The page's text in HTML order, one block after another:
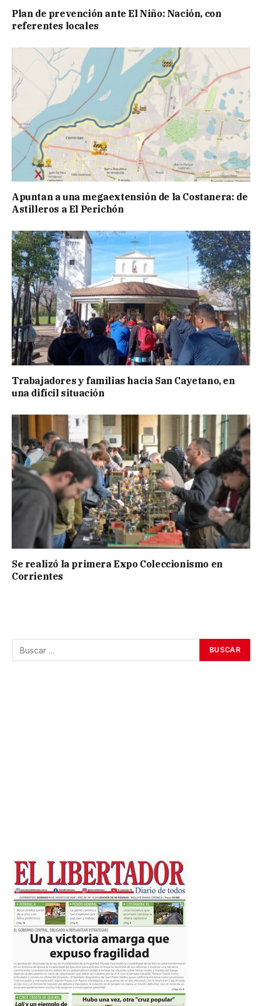
Plan de prevención ante El Niño: Nación, con
referentes locales
Apuntan a una megaextensión de la Costanera: de
Astilleros a El Perichón
Trabajadores y familias hacia San Cayetano, en
una difícil situación
Se realizó la primera Expo Coleccionismo en
Corrientes